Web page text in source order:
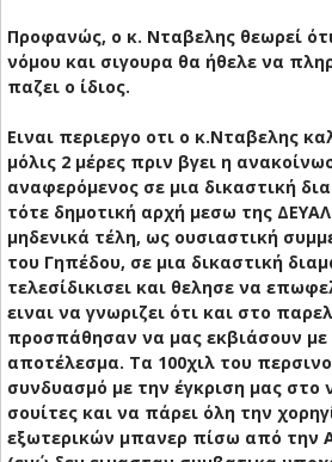
Προφανώς, ο κ. Νταβελης θεωρεί
νόμου και σιγουρα θα ήθελε να
παζει ο ίδιος.
Ειναι περιεργο οτι ο κ.Νταβελης
μόλις 2 μέρες πριν βγει η
αναφερόμενος σε μια δικαστική
τότε δημοτική αρχή μεσω της
μηδενικά τέλη, ως ουσιαστική
του Γηπέδου, σε μια δικαστική
τελεσίδικισει και θελησε να
ειναι να γνωριζει ότι και στο
προσπάθησαν να μας εκβιάσουν με
αποτέλεσμα. Τα 100χιλ του
συνδυασμό με την έγκριση μας στο
σουίτες και να πάρει όλη την
εξωτερικών μπανερ πίσω από την